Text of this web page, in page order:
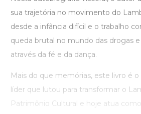
sua trajetória no movimento do
desde a infância difícil e o trabalho
queda brutal no mundo das drogas
através da fé e da dança.
Mais do que memórias, este livro é
líder que lutou para transformar o
Patrimônio Cultural e hoje atua